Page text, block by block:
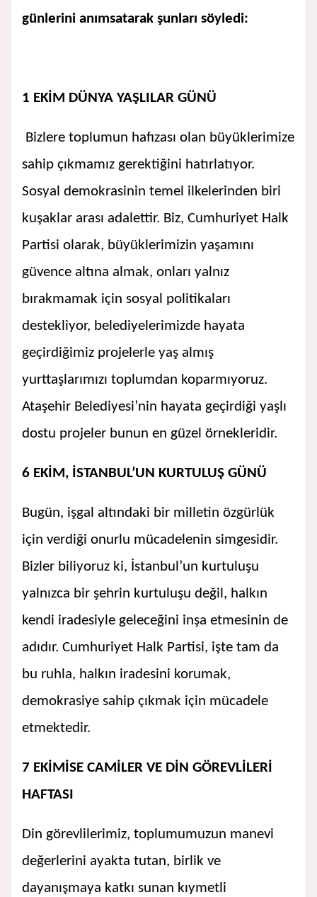
günlerini anımsatarak şunları söyledi:
1 EKİM DÜNYA YAŞLILAR GÜNÜ
Bizlere toplumun hafızası olan büyüklerimize
sahip çıkmamız gerektiğini hatırlatıyor.
Sosyal demokrasinin temel ilkelerinden biri
kuşaklar arası adalettir. Biz, Cumhuriyet Halk
Partisi olarak, büyüklerimizin yaşamını
güvence altına almak, onları yalnız
bırakmamak için sosyal politikaları
destekliyor, belediyelerimizde hayata
geçirdiğimiz projelerle yaş almış
yurttaşlarımızı toplumdan koparmıyoruz.
Ataşehir Belediyesi’nin hayata geçirdiği yaşlı
dostu projeler bunun en güzel örnekleridir.
6 EKİM, İSTANBUL’UN KURTULUŞ GÜNÜ
Bugün, işgal altındaki bir milletin özgürlük
için verdiği onurlu mücadelenin simgesidir.
Bizler biliyoruz ki, İstanbul’un kurtuluşu
yalnızca bir şehrin kurtuluşu değil, halkın
kendi iradesiyle geleceğini inşa etmesinin de
adıdır. Cumhuriyet Halk Partisi, işte tam da
bu ruhla, halkın iradesini korumak,
demokrasiye sahip çıkmak için mücadele
etmektedir.
7 EKİMİSE CAMİLER VE DİN GÖREVLİLERİ
HAFTASI
Din görevlilerimiz, toplumumuzun manevi
değerlerini ayakta tutan, birlik ve
dayanışmaya katkı sunan kıymetli